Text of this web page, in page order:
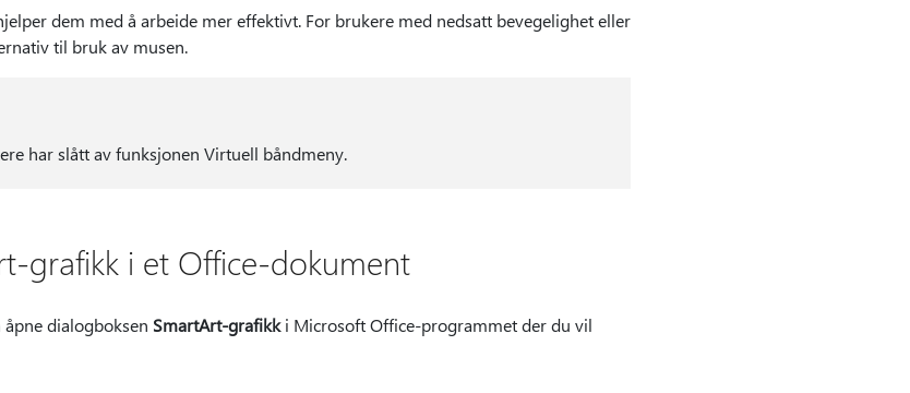
dem med å arbeide mer effektivt. For brukere med nedsatt bevegelighet eller
til bruk av musen.
har slått av funksjonen Virtuell båndmeny.
grafikk i et Office-dokument
dialogboksen SmartArt-grafikki Microsoft Office-programmet der du vil